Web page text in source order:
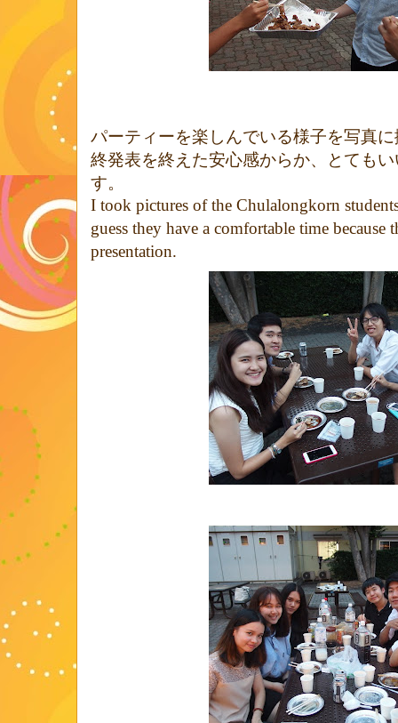
パーティーを楽しんでいる様子を写真
終発表を終えた安心感からか、とても
す。
I took pictures of the Chulalongkorn
guess they have a comfortable time because
presentation.